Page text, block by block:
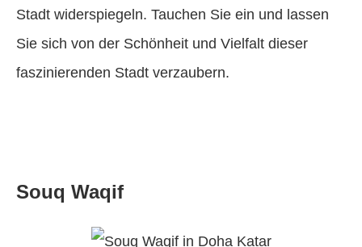
Stadt widerspiegeln. Tauchen Sie ein und lassen
Sie sich von der Schönheit und Vielfalt dieser
faszinierenden Stadt verzaubern.
Souq Waqif